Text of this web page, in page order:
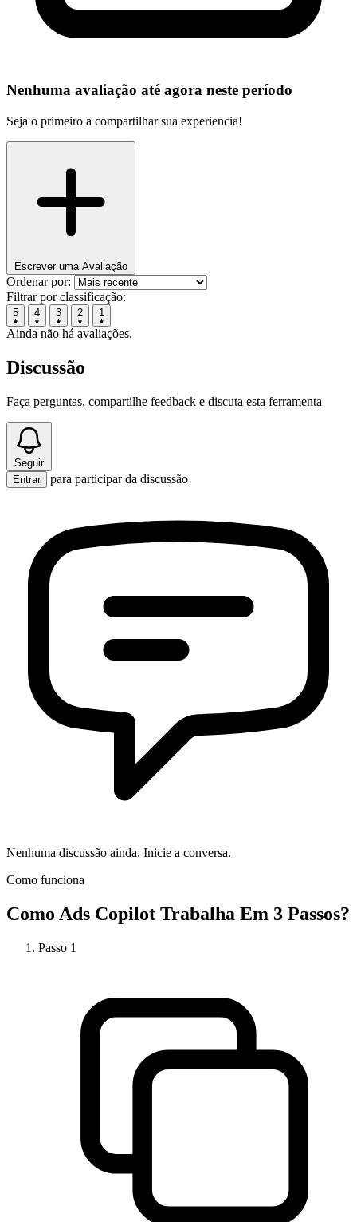
Nenhuma avaliação até agora neste período
Seja o primeiro a compartilhar sua experiencia!
Escrever uma Avaliação
Ordenar por:
Filtrar por classificação:
5 4 3 2 1
Ainda não há avaliações.
Discussão
Faça perguntas, compartilhe feedback e discuta esta ferramenta
Seguir
Entrar
para participar da discussão
Nenhuma discussão ainda. Inicie a conversa.
Como funciona
Como Ads Copilot Trabalha Em 3 Passos?
Passo 1